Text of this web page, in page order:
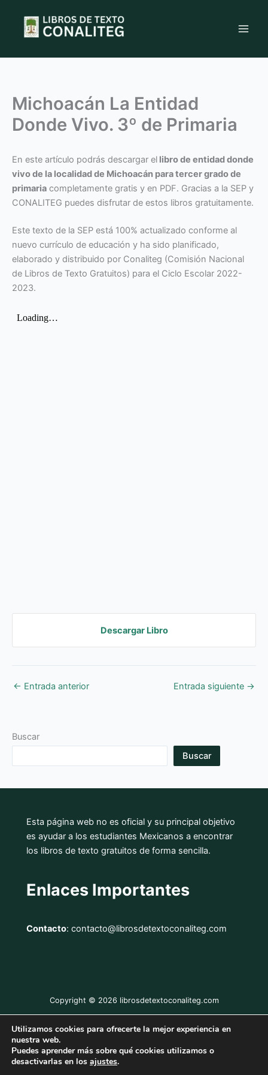
contenido
Michoacán La Entidad
Donde Vivo. 3º de Primaria
En este artículo podrás descargar el libro de entidad donde
vivo de la localidad de Michoacán para tercer grado de
primaria completamente gratis y en PDF. Gracias a la SEP y
CONALITEG puedes disfrutar de estos libros gratuitamente.
Este texto de la SEP está 100% actualizado conforme al
nuevo currículo de educación y ha sido planificado,
elaborado y distribuido por Conaliteg (Comisión Nacional
de Libros de Texto Gratuitos) para el Ciclo Escolar 2022-
2023.
Descargar Libro
← Entrada anterior Entrada siguiente →
Buscar
Buscar
Esta página web no es oficial y su principal objetivo
es ayudar a los estudiantes Mexicanos a encontrar
los libros de texto gratuitos de forma sencilla.
Enlaces Importantes
Contacto: contacto@librosdetextoconaliteg.com
Copyright © 2026 librosdetextoconaliteg.com
Política de Privacidad
Política de Cookies
Utilizamos cookies para ofrecerte la mejor experiencia en
nuestra web.
Puedes aprender más sobre qué cookies utilizamos o
desactivarlas en los ajustes.